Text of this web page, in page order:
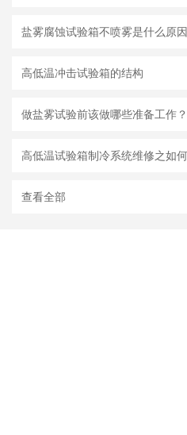
盐雾腐蚀试验箱不喷雾是什么原因
高低温冲击试验箱的结构
做盐雾试验前该做哪些准备工作？
查看全部